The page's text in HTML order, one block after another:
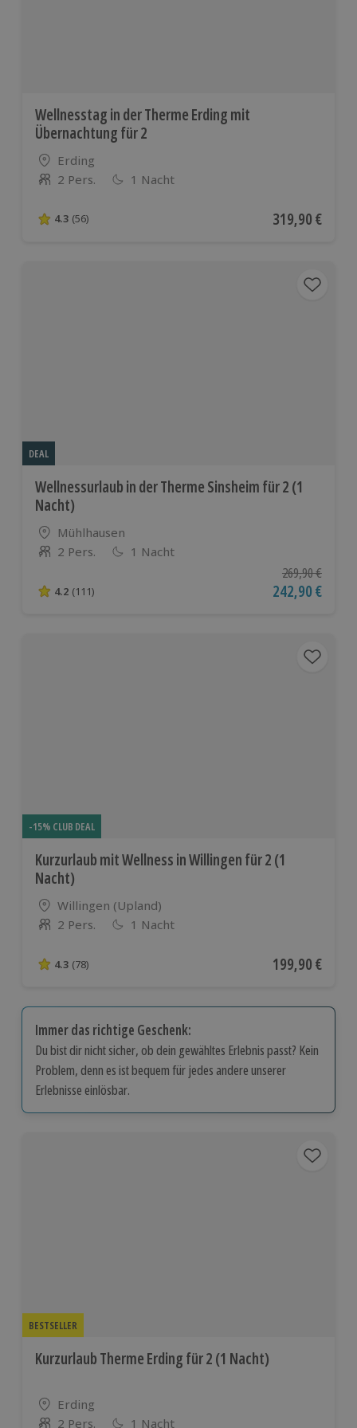
Wellnesstag in der Therme Erding mit
Übernachtung für 2
Standort
Erding
Anzahl der Teilnehmer
2 Pers. 1 Nacht
4.3 von 5 Sternen basierend auf 56 Bewertungen
4.3 (56) Aktueller Preis
319,90 €
DEAL
Wellnessurlaub in der Therme Sinsheim für 2 (1
Nacht)
Standort
Mühlhausen
Anzahl der Teilnehmer
2 Pers. 1 Nacht
4.2 von 5 Sternen basierend auf 111 Bewertungen
4.2 (111)
Ursprünglicher
269,90 €
Aktueller Preis
242,90 €
-15% CLUB DEAL
Kurzurlaub mit Wellness in Willingen für 2 (1
Nacht)
Standort
Willingen (Upland)
Anzahl der Teilnehmer
2 Pers. 1 Nacht
4.3 von 5 Sternen basierend auf 78 Bewertungen
4.3 (78) Aktueller Preis
199,90 €
Immer das richtige Geschenk:
Du bist dir nicht sicher, ob dein gewähltes Erlebnis passt? Kein
Problem, denn es ist bequem für jedes andere unserer
Erlebnisse einlösbar.
BESTSELLER
Kurzurlaub Therme Erding für 2 (1 Nacht)
Standort
Erding
2 Pers. 1 Nacht